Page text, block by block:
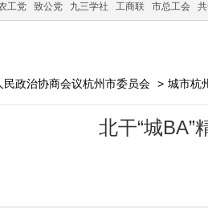
工党 致公党 九三学社 工商联 市总工会
民政治协商会议杭州市委员会 > 城市杭
北干“城BA”